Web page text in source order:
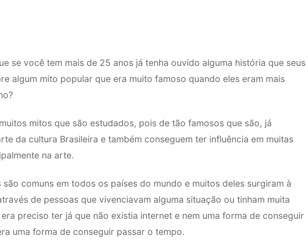
se você tem mais de 25 anos já tenha ouvido alguma história que seus
algum mito popular que era muito famoso quando eles eram mais
mitos que são estudados, pois de tão famosos que são, já
da cultura Brasileira e também conseguem ter influência em muitas
na arte.
são comuns em todos os países do mundo e muitos deles surgiram à
de pessoas que vivenciavam alguma situação ou tinham muita
preciso ter já que não existia internet e nem uma forma de conseguir
uma forma de conseguir passar o tempo.